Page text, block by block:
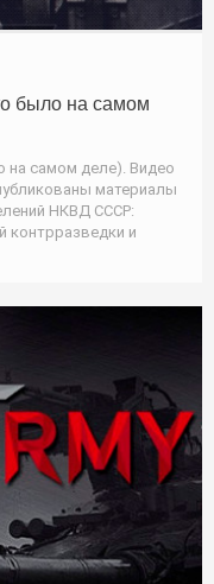
было на самом
самом деле). Видео
материалы
НКВД СССР:
контрразведки и